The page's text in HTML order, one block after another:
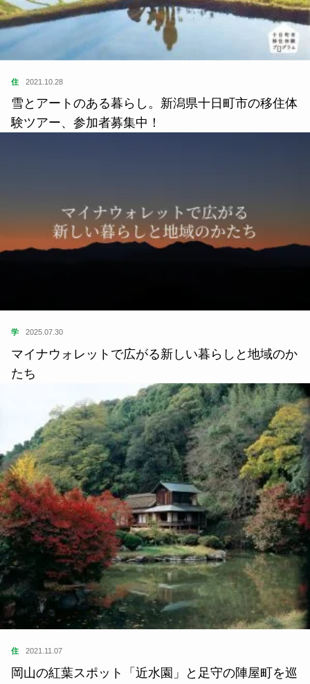
住 2021.10.28
雪とアートのある暮らし。新潟県十日町市の移住体
験ツアー、参加者募集中！
学 2025.07.30
マイナウォレットで広がる新しい暮らしと地域のか
たち
住 2021.11.07
岡山の紅葉スポット「近水園」と足守の陣屋町を巡